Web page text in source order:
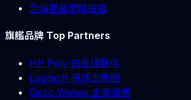
全站產品型錄搜尋
旗艦品牌 Top Partners
HP Poly 白金級夥伴
Logitech 視訊生態圈
Cisco Webex 企業設備